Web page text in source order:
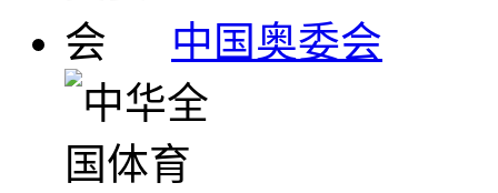
中国奥委会